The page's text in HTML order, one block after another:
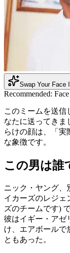
Swap Your Face
Recommended:
このミームを送信
なたに送ってきま
らけの顔は、「実
な象徴です。
この男は誰
ニック・ヤング、
イカーズのレジェ
ズのチームです)
彼はイギー・アゼ
け、エアボールで
ともあった。